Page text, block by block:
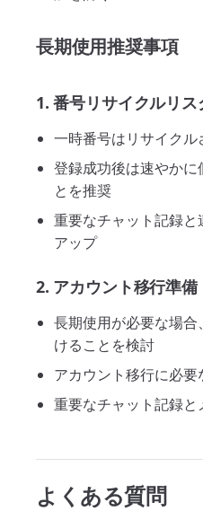
長期使用推奨事項
1. 番号リサイクルリス
一時番号はリサイクル
登録成功後は速やかに
とを推奨
重要なチャット記録と
アップ
2. アカウント移行準備
長期使用が必要な場
けることを検討
アカウント移行に必
重要なチャット記録
よくある質問